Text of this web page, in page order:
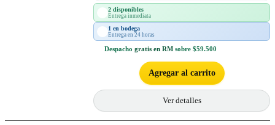
2 disponibles
Entrega inmediata
1 en bodega
Entrega en 24 horas
Despacho gratis en RM sobre $59.500
Agregar al carrito
Ver detalles